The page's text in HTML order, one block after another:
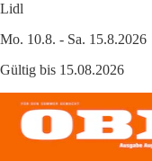
Lidl
Mo. 10.8. - Sa. 15.8.2026
Gültig bis 15.08.2026